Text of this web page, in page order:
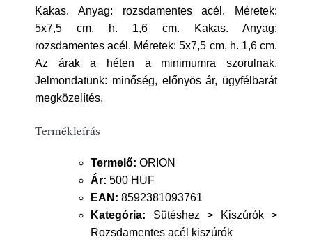
Kakas. Anyag: rozsdamentes acél. Méretek:
5x7,5 cm, h. 1,6 cm. Kakas. Anyag:
rozsdamentes acél. Méretek: 5x7,5 cm, h. 1,6 cm.
Az árak a héten a minimumra szorulnak.
Jelmondatunk: minőség, előnyös ár, ügyfélbarát
megközelítés.
Termékleírás
Termelő: ORION
Ár: 500 HUF
EAN: 8592381093761
Kategória: Sütéshez > Kiszúrók >
Rozsdamentes acél kiszúrók